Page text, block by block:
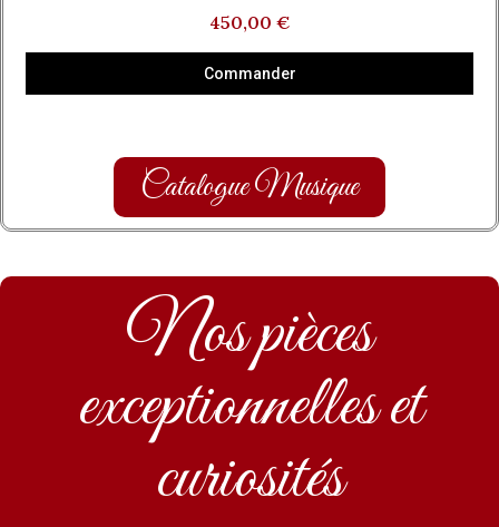
450,00 €
Commander
Catalogue Musique
Nos pièces
exceptionnelles et
curiosités